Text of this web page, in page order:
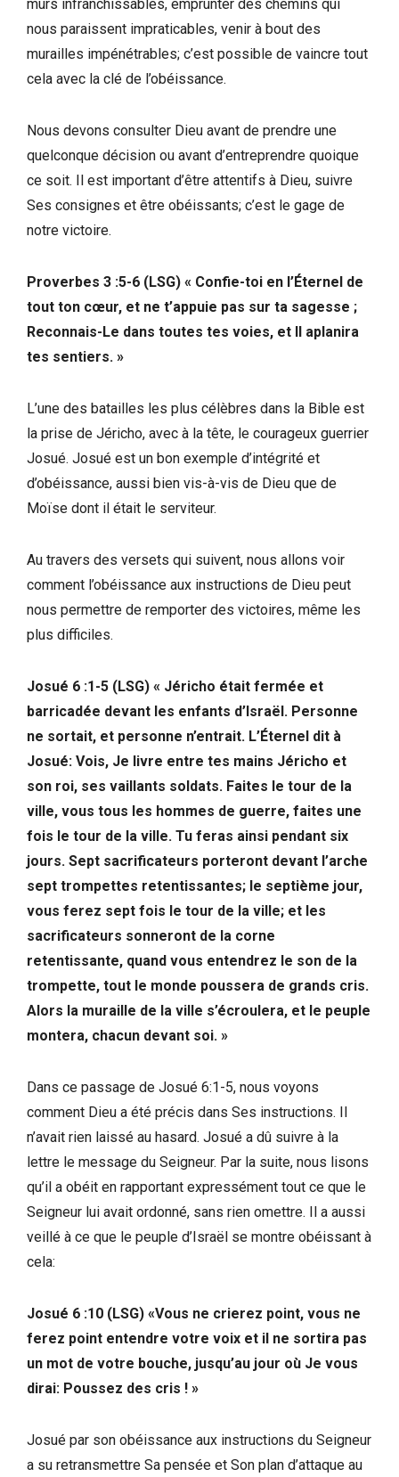
murs infranchissables, emprunter des chemins qui
nous paraissent impraticables, venir à bout des
murailles impénétrables; c’est possible de vaincre tout
cela avec la clé de l’obéissance.
Nous devons consulter Dieu avant de prendre une
quelconque décision ou avant d’entreprendre quoique
ce soit. Il est important d’être attentifs à Dieu, suivre
Ses consignes et être obéissants; c’est le gage de
notre victoire.
Proverbes 3 :5-6 (LSG) « Confie-toi en l’Éternel de
tout ton cœur, et ne t’appuie pas sur ta sagesse ;
Reconnais-Le dans toutes tes voies, et Il aplanira
tes sentiers. »
L’une des batailles les plus célèbres dans la Bible est
la prise de Jéricho, avec à la tête, le courageux guerrier
Josué. Josué est un bon exemple d’intégrité et
d’obéissance, aussi bien vis-à-vis de Dieu que de
Moïse dont il était le serviteur.
Au travers des versets qui suivent, nous allons voir
comment l’obéissance aux instructions de Dieu peut
nous permettre de remporter des victoires, même les
plus difficiles.
Josué 6 :1-5 (LSG) « Jéricho était fermée et
barricadée devant les enfants d’Israël. Personne
ne sortait, et personne n’entrait. L’Éternel dit à
Josué: Vois, Je livre entre tes mains Jéricho et
son roi, ses vaillants soldats. Faites le tour de la
ville, vous tous les hommes de guerre, faites une
fois le tour de la ville. Tu feras ainsi pendant six
jours. Sept sacrificateurs porteront devant l’arche
sept trompettes retentissantes; le septième jour,
vous ferez sept fois le tour de la ville; et les
sacrificateurs sonneront de la corne
retentissante, quand vous entendrez le son de la
trompette, tout le monde poussera de grands cris.
Alors la muraille de la ville s’écroulera, et le peuple
montera, chacun devant soi. »
Dans ce passage de Josué 6:1-5, nous voyons
comment Dieu a été précis dans Ses instructions. Il
n’avait rien laissé au hasard. Josué a dû suivre à la
lettre le message du Seigneur. Par la suite, nous lisons
qu’il a obéit en rapportant expressément tout ce que le
Seigneur lui avait ordonné, sans rien omettre. Il a aussi
veillé à ce que le peuple d’Israël se montre obéissant à
cela:
Josué 6 :10 (LSG) «Vous ne crierez point, vous ne
ferez point entendre votre voix et il ne sortira pas
un mot de votre bouche, jusqu’au jour où Je vous
dirai: Poussez des cris ! »
Josué par son obéissance aux instructions du Seigneur
a su retransmettre Sa pensée et Son plan d’attaque au